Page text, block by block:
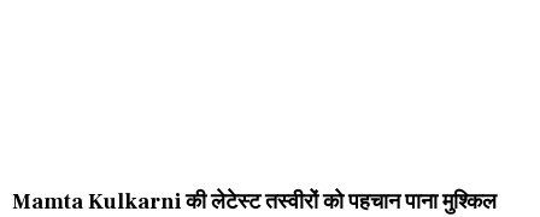
Mamta Kulkarni की लेटेस्ट तस्वीरों को पहचान पाना मुश्किल